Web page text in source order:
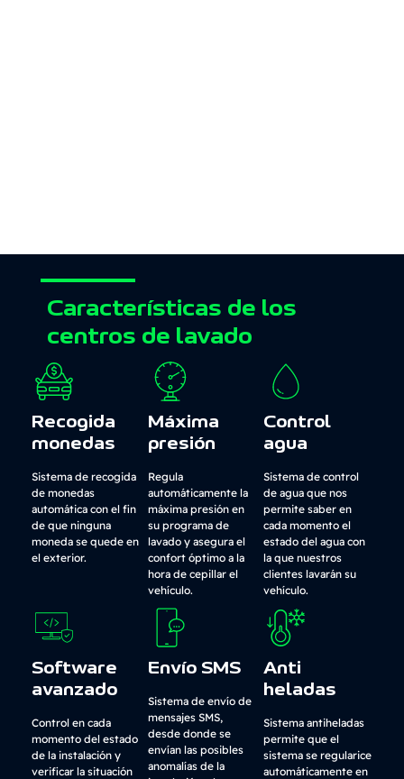
Características de los
centros de lavado
Recogida
monedas
Sistema de recogida
de monedas
automática con el fin
de que ninguna
moneda se quede en
el exterior.
Máxima
presión
Regula
automáticamente la
máxima presión en
su programa de
lavado y asegura el
confort óptimo a la
hora de cepillar el
vehículo.
Control
agua
Sistema de control
de agua que nos
permite saber en
cada momento el
estado del agua con
la que nuestros
clientes lavarán su
vehículo.
Software
avanzado
Control en cada
momento del estado
de la instalación y
verificar la situación
Envío SMS
Sistema de envío de
mensajes SMS,
desde donde se
envían las posibles
anomalías de la
Anti
heladas
Sistema antiheladas
permite que el
sistema se regularice
automáticamente en